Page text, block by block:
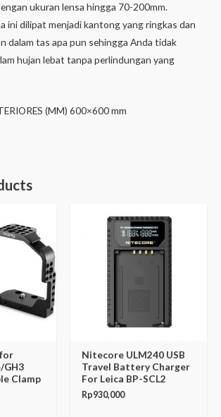
ukuran lensa hingga 70-200mm.
ini dilipat menjadi kantong yang ringkas dan
dalam tas apa pun sehingga Anda tidak
hujan lebat tanpa perlindungan yang
(MM) 600×600 mm
GH3
Clamp
Nitecore ULM240 USB
Travel Battery Charger
For Leica BP-SCL2
Rp930,000